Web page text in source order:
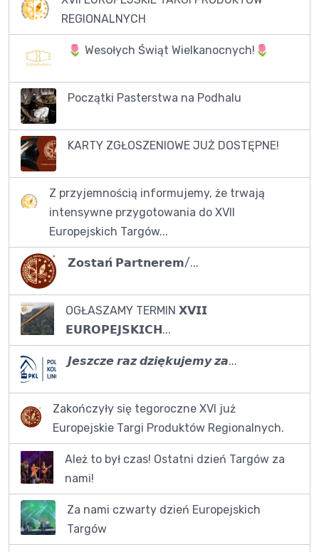
REGIONALNYCH
🌷 Wesołych Świąt Wielkanocnych!🌷
Początki Pasterstwa na Podhalu
KARTY ZGŁOSZENIOWE JUŻ DOSTĘPNE!
Z przyjemnością informujemy, że trwają
intensywne przygotowania do XVII
Europejskich Targów...
𝗭𝗼𝘀𝘁𝗮𝗻́ 𝗣𝗮𝗿𝘁𝗻𝗲𝗿𝗲𝗺/...
OGŁASZAMY TERMIN 𝗫𝗩𝗜𝗜
𝗘𝗨𝗥𝗢𝗣𝗘𝗝𝗦𝗞𝗜𝗖𝗛...
𝙅𝙚𝙨𝙯𝙘𝙯𝙚 𝙧𝙖𝙯 𝙙𝙯𝙞𝙚̨𝙠𝙪𝙟𝙚𝙢𝙮 𝙯𝙖...
Zakończyły się tegoroczne XVI już
Europejskie Targi Produktów Regionalnych.
Ależ to był czas! Ostatni dzień Targów za
nami!
Za nami czwarty dzień Europejskich
Targów